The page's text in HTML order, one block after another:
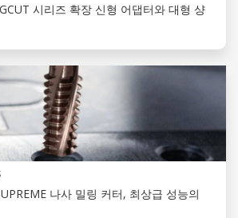
시리즈 확장 신형 어댑터와 대형 샹
나사 밀링 커터, 최상급 성능의